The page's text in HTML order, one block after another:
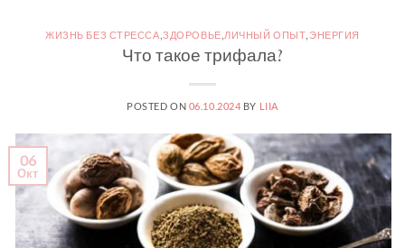
ЖИЗНЬ БЕЗ СТРЕССА,ЗДОРОВЬЕ,ЛИЧНЫЙ ОПЫТ,ЭНЕРГИЯ
Что такое трифала?
POSTED ON 06.10.2024 BY LIIA
06
Окт